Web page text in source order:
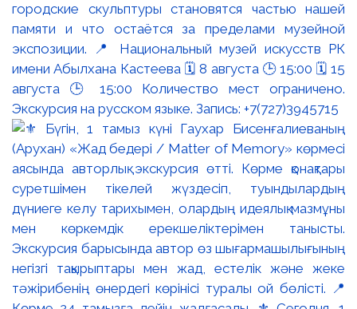
городские скульптуры становятся частью нашей
памяти и что остаётся за пределами музейной
экспозиции. 📍 Национальный музей искусств РК
имени Абылхана Кастеева 🗓 8 августа 🕒 15:00 🗓 15
августа 🕒 15:00 Количество мест ограничено.
Экскурсия на русском языке. Запись: +7(727)3945715